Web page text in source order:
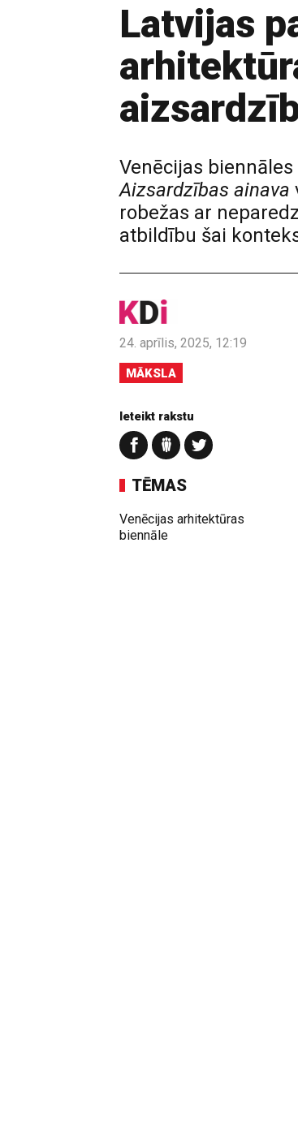
Latvijas
Venēcijas
Aizsardzības ainava
robežas ar
atbildību šai
24. aprīlis, 2025, 12:19
MĀKSLA
Ieteikt rakstu
TĒMAS
Venēcijas arhitektūras
biennāle